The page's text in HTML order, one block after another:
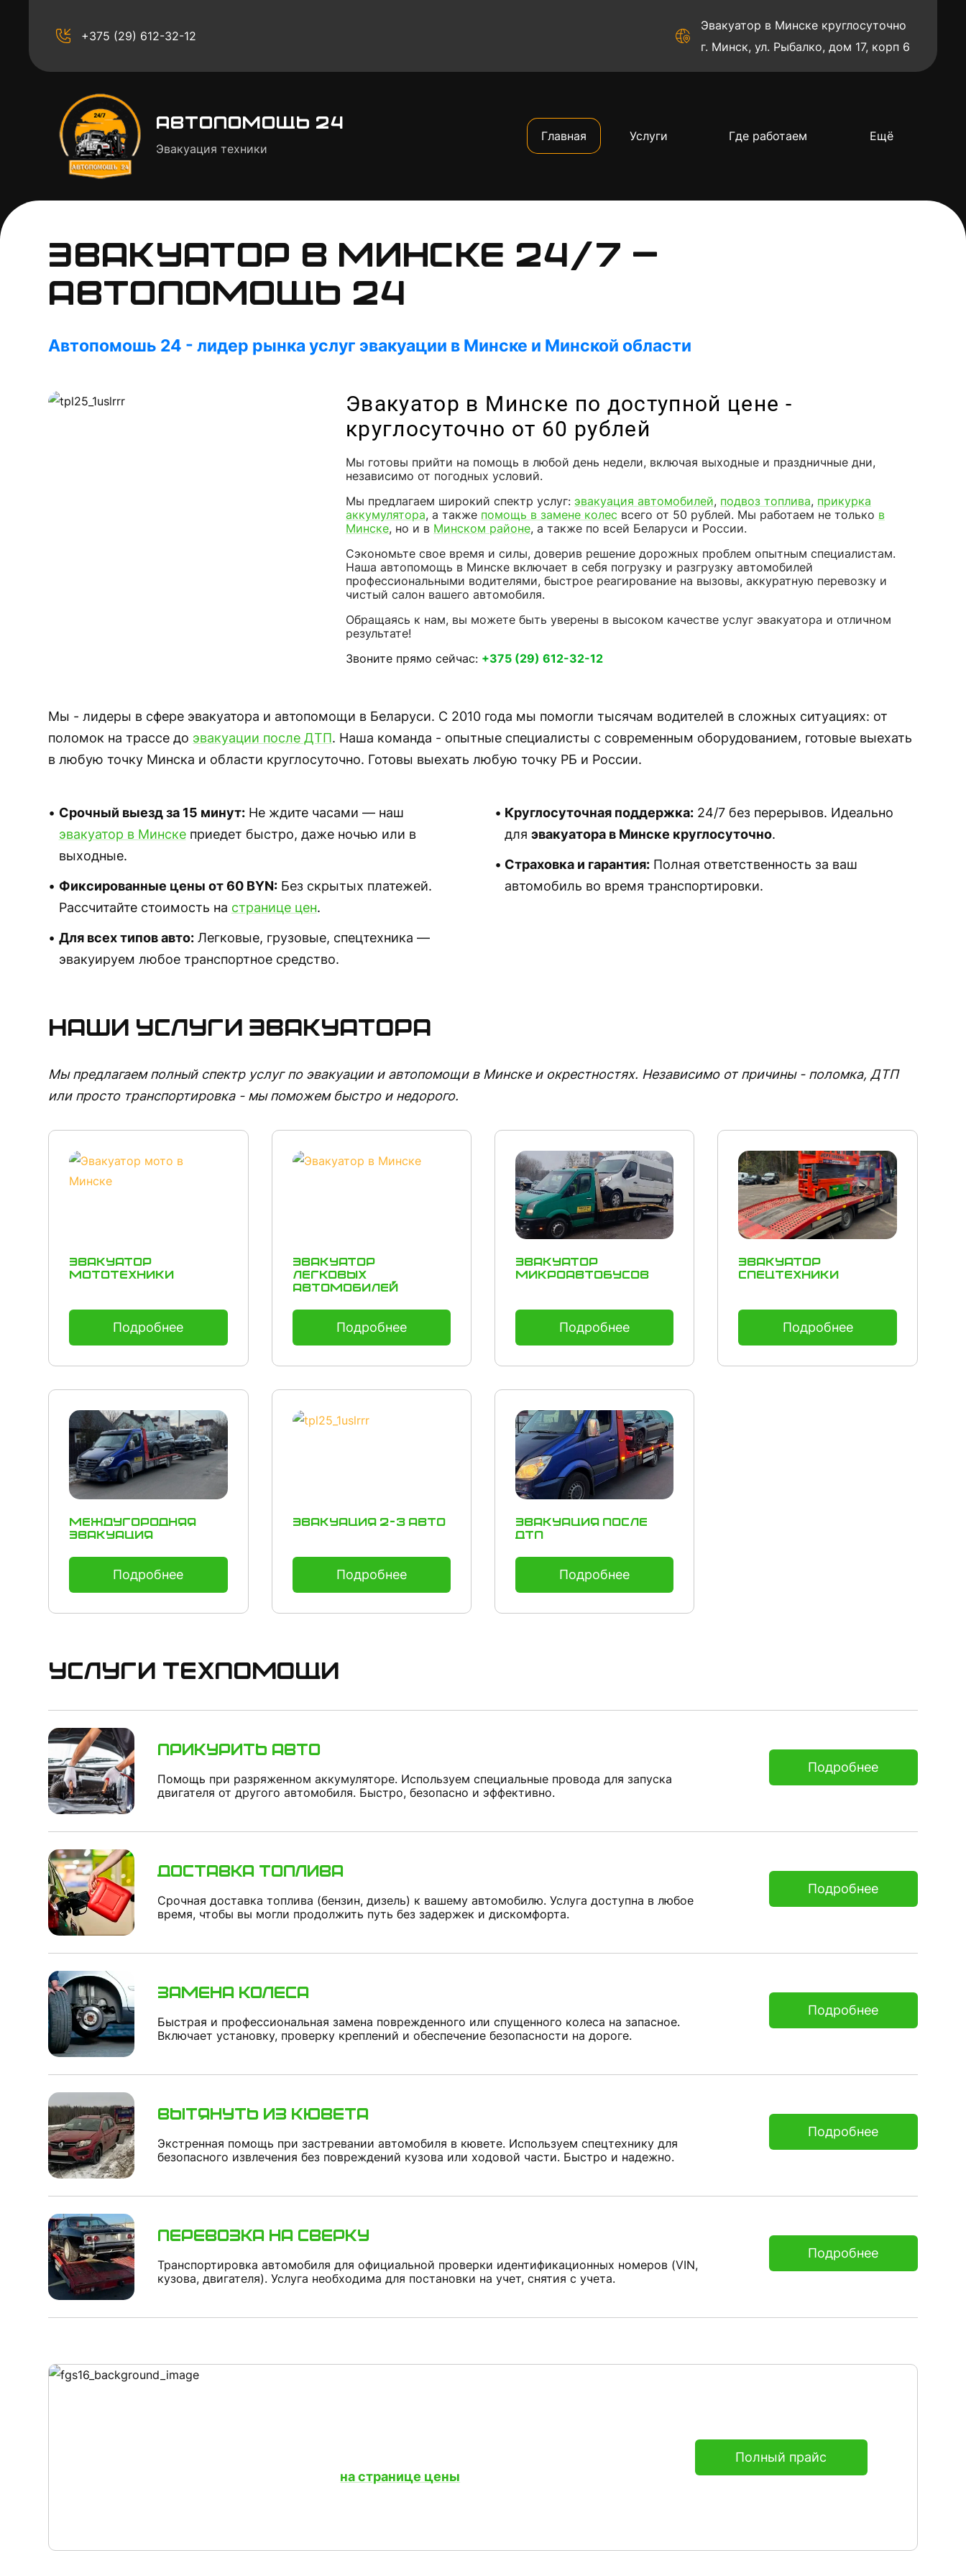
+375 (29) 612-32-12
Эвакуатор в Минске круглосуточно
г. Минск, ул. Рыбалко, дом 17, корп 6
Автопомощь 24
Эвакуация техники
Главная Услуги Где работаем Ещё
Эвакуатор в Минске 24/7 —
Автопомощь 24
Автопомошь 24 - лидер рынка услуг эвакуации в Минске и Минской области
Эвакуатор в Минске по доступной цене -
круглосуточно от 60 рублей
Мы готовы прийти на помощь в любой день недели, включая выходные и праздничные дни,
независимо от погодных условий.
Мы предлагаем широкий спектр услуг:эвакуация автомобилей, подвоз топлива, прикурка
аккумулятора, а также помощь в замене колес всего от 50 рублей. Мы работаем не только в
Минске, но и в Минском районе, а также по всей Беларуси и России.
Сэкономьте свое время и силы, доверив решение дорожных проблем опытным специалистам.
Наша автопомощь в Минске включает в себя погрузку и разгрузку автомобилей
профессиональными водителями, быстрое реагирование на вызовы, аккуратную перевозку и
чистый салон вашего автомобиля.
Обращаясь к нам, вы можете быть уверены в высоком качестве услуг эвакуатора и отличном
результате!
Звоните прямо сейчас: +375 (29) 612-32-12
Мы - лидеры в сфере эвакуатора и автопомощи в Беларуси. С 2010 года мы помогли тысячам водителей в сложных ситуациях: от
поломок на трассе до эвакуации после ДТП. Наша команда - опытные специалисты с современным оборудованием, готовые выехать
в любую точку Минска и области круглосуточно. Готовы выехать любую точку РБ и России.
Срочный выезд за 15 минут:Не ждите часами — наш
эвакуатор в Минскеприедет быстро, даже ночью или в
выходные.
Фиксированные цены от 60 BYN:Без скрытых платежей.
Рассчитайте стоимость на странице цен.
Для всех типов авто:Легковые, грузовые, спецтехника —
эвакуируем любое транспортное средство.
Круглосуточная поддержка: 24/7 без перерывов. Идеально
дляэвакуатора в Минске круглосуточно.
Страховка и гарантия: Полная ответственность за ваш
автомобиль во время транспортировки.
Наши услуги эвакуатора
Мы предлагаем полный спектр услуг по эвакуации и автопомощи в Минске и окрестностях. Независимо от причины - поломка, ДТП
или просто транспортировка - мы поможем быстро и недорого.
Эвакуатор
мототехники
Подробнее
Эвакуатор
легковых
автомобилей
Подробнее
Эвакуатор
микроавтобусов
Подробнее
Эвакуатор
спецтехники
Подробнее
Междугородняя
эвакуация
Подробнее
Эвакуация 2-3 авто
Подробнее
Эвакуация после
ДТП
Подробнее
Услуги техпомощи
Прикурить авто
Помощь при разряженном аккумуляторе. Используем специальные провода для запуска
двигателя от другого автомобиля. Быстро, безопасно и эффективно.
Подробнее
Доставка топлива
Срочная доставка топлива (бензин, дизель) к вашему автомобилю. Услуга доступна в любое
время, чтобы вы могли продолжить путь без задержек и дискомфорта.
Подробнее
Замена колеса
Быстрая и профессиональная замена поврежденного или спущенного колеса на запасное.
Включает установку, проверку креплений и обеспечение безопасности на дороге.
Подробнее
Вытянуть из кювета
Экстренная помощь при застревании автомобиля в кювете. Используем спецтехнику для
безопасного извлечения без повреждений кузова или ходовой части. Быстро и надежно.
Подробнее
Перевозка на сверку
Транспортировка автомобиля для официальной проверки идентификационных номеров (VIN,
кузова, двигателя). Услуга необходима для постановки на учет, снятия с учета.
Подробнее
на странице цены
Полный прайс